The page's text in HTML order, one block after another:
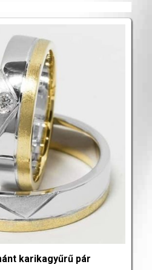
karikagyűrű pár